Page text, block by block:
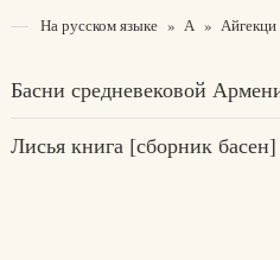
На русском языке » А »
Басни средневековой
Лисья книга [сборник басен]